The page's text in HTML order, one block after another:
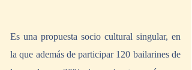
Es una propuesta socio cultural singular, en
la que además de participar 120 bailarines de